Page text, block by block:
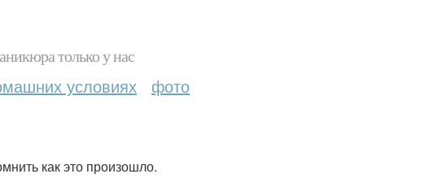
только у нас
условиях фото
как это произошло.